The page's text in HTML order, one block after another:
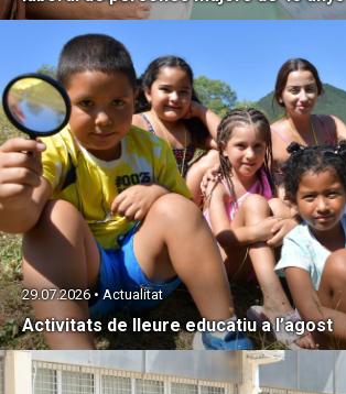
Activitats de lleure educatiu a l’agost
29.07.2026 • Actualitat